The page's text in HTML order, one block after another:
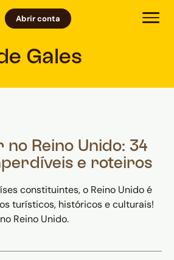
Abrir conta
Gales
no Reino Unido: 34
e roteiros
constituintes, o Reino Unido é
turísticos, históricos e culturais!
Reino Unido.